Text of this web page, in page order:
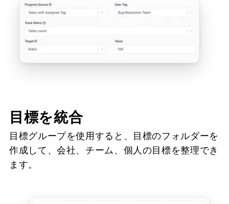
目標を統合
目標グループを使用すると、目標のフォルダーを
作成して、会社、チーム、個人の目標を整理でき
ます。